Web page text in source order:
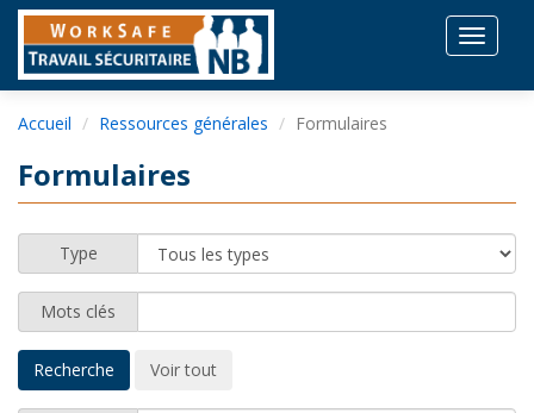
Toggle
Accueil Ressources générales Formulaires
Formulaires
Type
Mots clés